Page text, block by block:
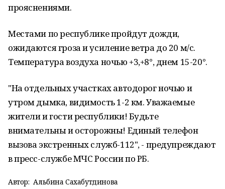
прояснениями.
Местами по республике пройдут дожди,
ожидаются гроза и усиление ветра до 20 м/с.
Температура воздуха ночью +3,+8°, днем 15-20°.
"На отдельных участках автодорог ночью и
утром дымка, видимость 1-2 км. Уважаемые
жители и гости республики! Будьте
внимательны и осторожны! Единый телефон
вызова экстренных служб-112", - предупреждают
в пресс-службе МЧС России по РБ.
Автор: Альбина Сахабутдинова